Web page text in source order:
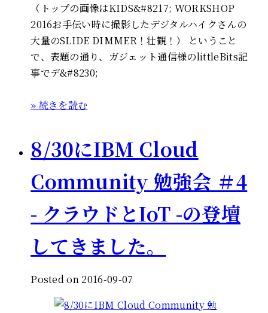
（トップの画像はKIDS&#8217; WORKSHOP
2016お手伝い時に撮影したデジタルハイクさんの
大量のSLIDE DIMMER！壮観！） ということ
で、表題の通り、ガジェット通信様のlittleBits記
事でデ&#8230;
» 続きを読む
8/30にIBM Cloud
Community 勉強会 ＃4
- クラウドとIoT -の登壇
してきました。
Posted on 2016-09-07